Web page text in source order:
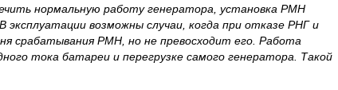
нормальную работу генератора, установка РМН
возможны случаи, когда при отказе РНГ и
срабатывания РМН, но не превосходит его. Работа
тока батареи и перегрузке самого генератора. Такой